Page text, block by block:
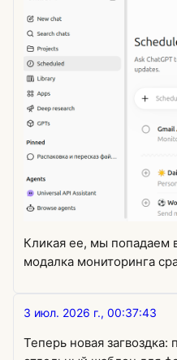
Кликая ее, мы попадаем
модалка мониторинга
3 июл. 2026 г., 00:37:43
Теперь новая